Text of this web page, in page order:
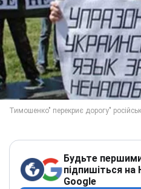
Будьте
підпишіться на
Google